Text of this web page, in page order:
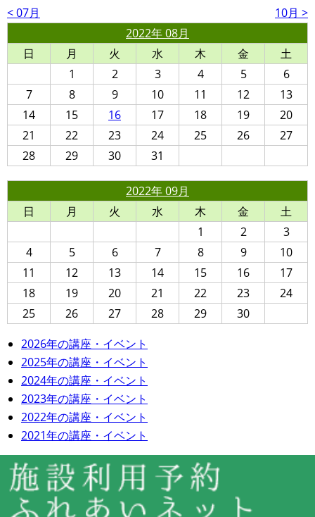
< 07月
10月 >
2022年 08月
日
月 火 水 木 金
土
1
2 3 4 5
6
7
8 9 10 11 12
13
14
15 16 17 18 19
20
21
22 23 24 25 26
27
28
29 30 31
2022年 09月
日
月 火 水 木 金
土
1
2
3
4
5 6 7 8 9
10
11
12 13 14 15 16
17
18
19 20 21 22 23
24
25
26 27 28 29
30
2026年の講座・イベント
2025年の講座・イベント
2024年の講座・イベント
2023年の講座・イベント
2022年の講座・イベント
2021年の講座・イベント